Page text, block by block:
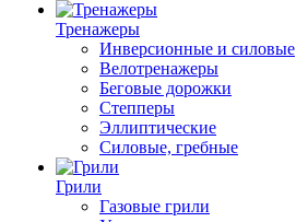
Тренажеры
Инверсионные и силовые
Велотренажеры
Беговые дорожки
Степперы
Эллиптические
Силовые, гребные
Грили
Газовые грили